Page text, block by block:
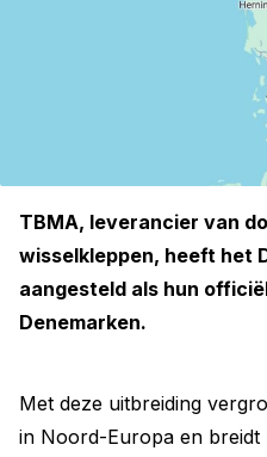
TBMA, leverancier van
wisselkleppen, heeft het
aangesteld als hun
Denemarken.
Met deze uitbreiding
in Noord-Europa en